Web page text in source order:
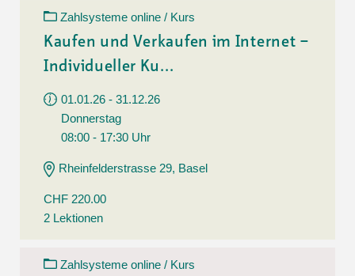
Zahlsysteme online / Kurs
Kaufen und Verkaufen im Internet –
Individueller Ku...
01.01.26 - 31.12.26
Donnerstag
08:00 - 17:30 Uhr
Rheinfelderstrasse 29, Basel
CHF 220.00
2 Lektionen
Zahlsysteme online / Kurs